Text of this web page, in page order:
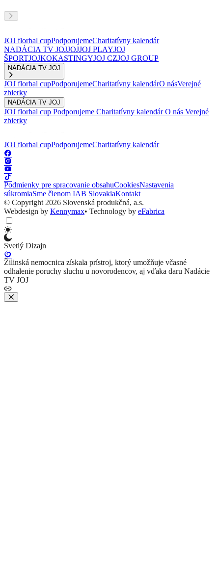
JOJ florbal cupPodporujemeCharitatívny kalendár
NADÁCIA TV JOJJOJJOJ PLAYJOJ
ŠPORTJOJKOKASTINGYJOJ CZJOJ GROUP
NADÁCIA TV JOJ
JOJ florbal cupPodporujemeCharitatívny kalendárO násVerejné
zbierky
NADÁCIA TV JOJ
JOJ florbal cup Podporujeme Charitatívny kalendárO nás Verejné
zbierky
JOJ florbal cupPodporujemeCharitatívny kalendár
Podmienky pre spracovanie obsahuCookiesNastavenia
súkromiaSme členom IAB SlovakiaKontakt
© Copyright 2026 Slovenská produkčná, a.s.
Webdesign by Kennymax• Technology by eFabrica
Svetlý Dizajn
Žilinská nemocnica získala prístroj, ktorý umožňuje včasné
odhalenie poruchy sluchu u novorodencov, aj vďaka daru Nadácie
TV JOJ